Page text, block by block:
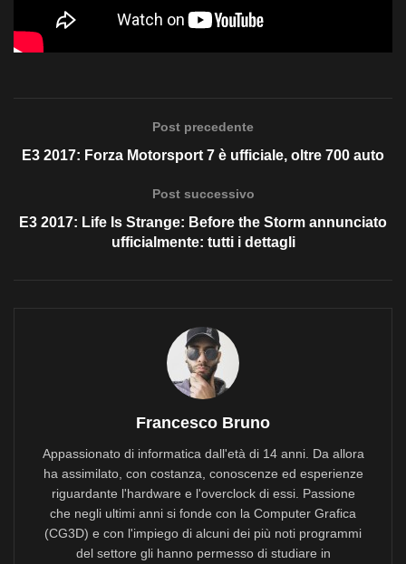
Post precedente
E3 2017: Forza Motorsport 7 è ufficiale, oltre 700 auto
Post successivo
E3 2017: Life Is Strange: Before the Storm annunciato
ufficialmente: tutti i dettagli
Francesco Bruno
Appassionato di informatica dall'età di 14 anni. Da allora
ha assimilato, con costanza, conoscenze ed esperienze
riguardante l'hardware e l'overclock di essi. Passione
che negli ultimi anni si fonde con la Computer Grafica
(CG3D) e con l'impiego di alcuni dei più noti programmi
del settore gli hanno permesso di studiare in